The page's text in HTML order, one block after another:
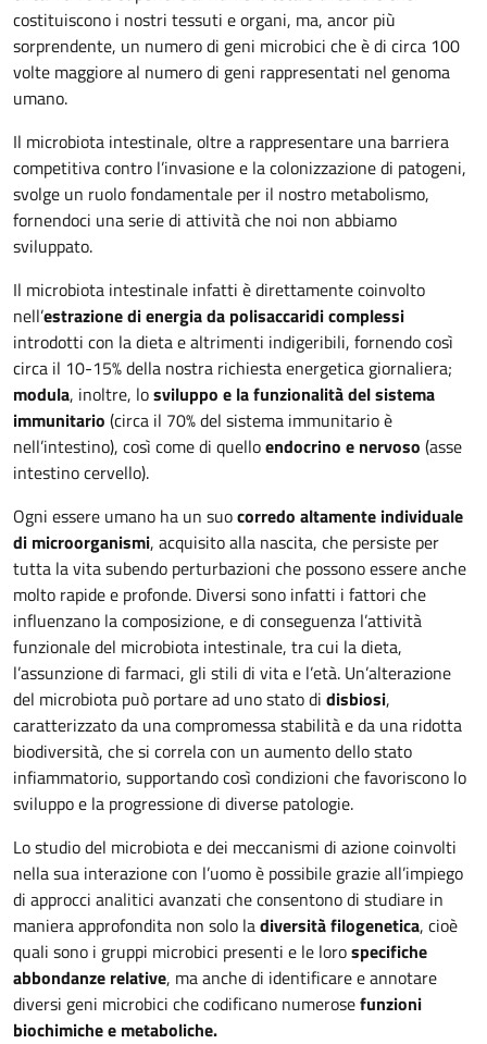
costituiscono i nostri tessuti e organi, ma, ancor più
sorprendente, un numero di geni microbici che è di circa 100
volte maggiore al numero di geni rappresentati nel genoma
umano.
Il microbiota intestinale, oltre a rappresentare una barriera
competitiva contro l’invasione e la colonizzazione di patogeni,
svolge un ruolo fondamentale per il nostro metabolismo,
fornendoci una serie di attività che noi non abbiamo
sviluppato.
Il microbiota intestinale infatti è direttamente coinvolto
nell’estrazione di energia da polisaccaridi complessi
introdotti con la dieta e altrimenti indigeribili, fornendo così
circa il 10-15% della nostra richiesta energetica giornaliera;
modula, inoltre, losviluppo e la funzionalità del sistema
immunitario (circa il 70% del sistema immunitario è
nell’intestino), così come di quelloendocrino e nervoso (asse
intestino cervello).
Ogni essere umano ha un suocorredo altamente individuale
di microorganismi, acquisito alla nascita, che persiste per
tutta la vita subendo perturbazioni che possono essere anche
molto rapide e profonde. Diversi sono infatti i fattori che
influenzano la composizione, e di conseguenza l’attività
funzionale del microbiota intestinale, tra cui la dieta,
l’assunzione di farmaci, gli stili di vita e l’età. Un’alterazione
del microbiota può portare ad uno stato di disbiosi,
caratterizzato da una compromessa stabilità e da una ridotta
biodiversità, che si correla con un aumento dello stato
infiammatorio, supportando così condizioni che favoriscono lo
sviluppo e la progressione di diverse patologie.
Lo studio del microbiota e dei meccanismi di azione coinvolti
nella sua interazione con l’uomo è possibile grazie all’impiego
di approcci analitici avanzati che consentono di studiare in
maniera approfondita non solo ladiversità filogenetica, cioè
quali sono i gruppi microbici presenti e le lorospecifiche
abbondanze relative, ma anche di identificare e annotare
diversi geni microbici che codificano numerosefunzioni
biochimiche e metaboliche.